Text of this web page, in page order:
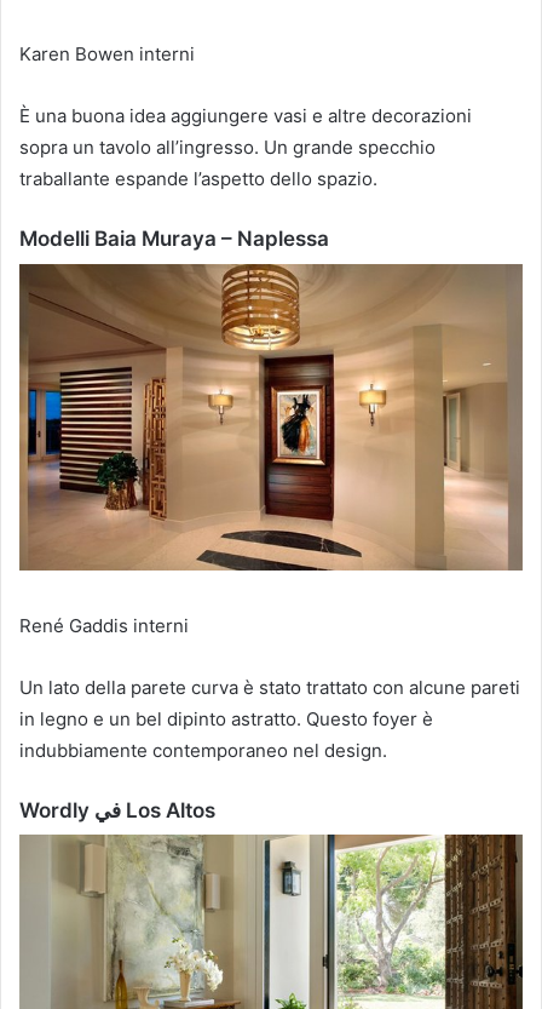
Karen Bowen interni
È una buona idea aggiungere vasi e altre decorazioni
sopra un tavolo all’ingresso. Un grande specchio
traballante espande l’aspetto dello spazio.
Modelli Baia Muraya – Naplessa
René Gaddis interni
Un lato della parete curva è stato trattato con alcune pareti
in legno e un bel dipinto astratto. Questo foyer è
indubbiamente contemporaneo nel design.
Wordly في Los Altos